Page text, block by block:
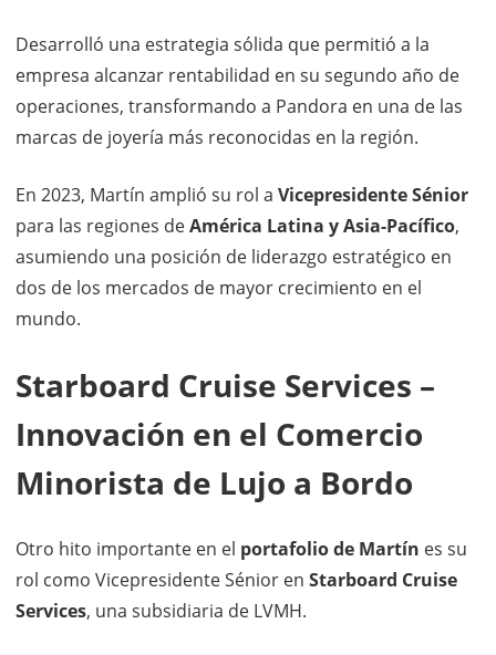
Desarrolló una estrategia sólida que permitió a la
empresa alcanzar rentabilidad en su segundo año de
operaciones, transformando a Pandora en una de las
marcas de joyería más reconocidas en la región.
En 2023, Martín amplió su rol a Vicepresidente Sénior
para las regiones deAmérica Latina y Asia-Pacífico,
asumiendo una posición de liderazgo estratégico en
dos de los mercados de mayor crecimiento en el
mundo.
Starboard Cruise Services –
Innovación en el Comercio
Minorista de Lujo a Bordo
Otro hito importante en el portafolio de Martín es su
rol como Vicepresidente Sénior en Starboard Cruise
Services, una subsidiaria de LVMH.